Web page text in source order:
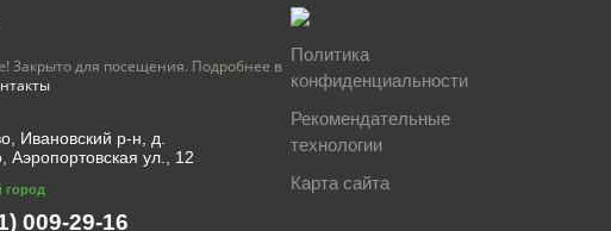
Закрыто для посещения. Подробнее в
Ивановский р-н, д.
Аэропортовская ул., 12
город
009-29-16
Политика
конфиденциальности
Рекомендательные
технологии
Карта сайта